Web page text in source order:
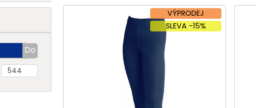
VÝPRODEJ
SLEVA -15%